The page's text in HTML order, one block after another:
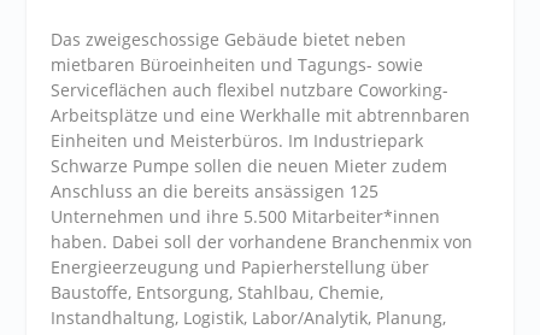
Das zweigeschossige Gebäude bietet neben
mietbaren Büroeinheiten und Tagungs- sowie
Serviceflächen auch flexibel nutzbare Coworking-
Arbeitsplätze und eine Werkhalle mit abtrennbaren
Einheiten und Meisterbüros. Im Industriepark
Schwarze Pumpe sollen die neuen Mieter zudem
Anschluss an die bereits ansässigen 125
Unternehmen und ihre 5.500 Mitarbeiter*innen
haben. Dabei soll der vorhandene Branchenmix von
Energieerzeugung und Papierherstellung über
Baustoffe, Entsorgung, Stahlbau, Chemie,
Instandhaltung, Logistik, Labor/Analytik, Planung,